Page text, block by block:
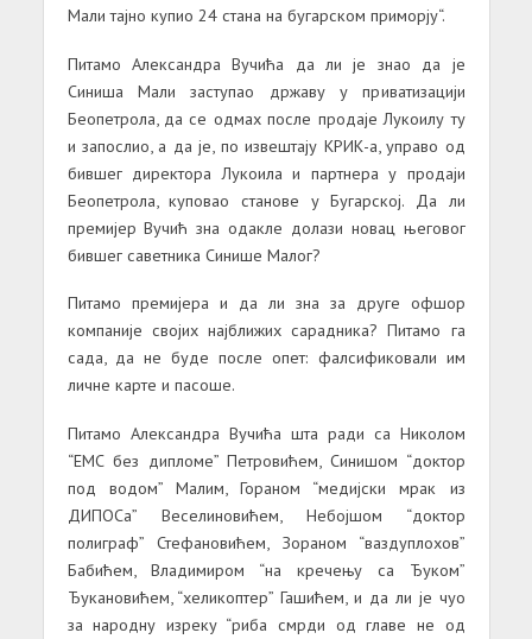
Мали тајно купио 24 стана на бугарском приморју“.
Питамо Александра Вучића да ли је знао да је
Синиша Мали заступао државу у приватизацији
Беопетрола, да се одмах после продаје Лукоилу ту
и запослио, а да је, по извештају КРИК-а, управо од
бившег директора Лукоила и партнера у продаји
Беопетрола, куповао станове у Бугарској. Да ли
премијер Вучић зна одакле долази новац његовог
бившег саветника Синише Малог?
Питамо премијера и да ли зна за друге офшор
компаније својих најближих сарадника? Питамо га
сада, да не буде после опет: фалсификовали им
личне карте и пасоше.
Питамо Александра Вучића шта ради са Николом
“ЕМС без дипломе” Петровићем, Синишом “доктор
под водом” Малим, Гораном “медијски мрак из
ДИПОСа” Веселиновићем, Небојшом “доктор
полиграф” Стефановићем, Зораном “ваздуплохов”
Бабићем, Владимиром “на кречењу са Ђуком”
Ђукановићем, “хеликоптер” Гашићем, и да ли је чуо
за народну изреку “риба смрди од главе не од